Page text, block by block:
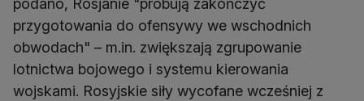
podano, Rosjanie "próbują zakończyć
przygotowania do ofensywy we wschodnich
obwodach" – m.in. zwiększają zgrupowanie
lotnictwa bojowego i systemu kierowania
wojskami. Rosyjskie siły wycofane wcześniej z